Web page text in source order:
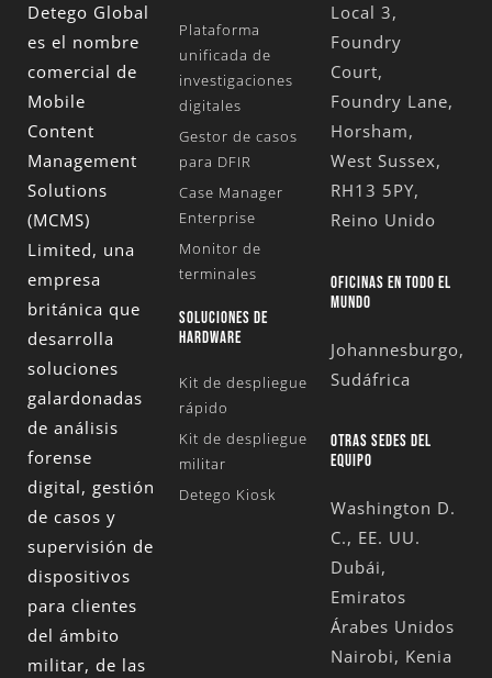
Detego Global
es el nombre
comercial de
Mobile
Content
Management
Solutions
(MCMS)
Limited, una
empresa
británica que
desarrolla
soluciones
galardonadas
de análisis
forense
digital, gestión
de casos y
supervisión de
dispositivos
para clientes
del ámbito
militar, de las
Plataforma
unificada de
investigaciones
digitales
Gestor de casos
para DFIR
Case Manager
Enterprise
Monitor de
terminales
SOLUCIONES DE
HARDWARE
Kit de despliegue
rápido
Kit de despliegue
militar
Detego Kiosk
Local 3,
Foundry
Court,
Foundry Lane,
Horsham,
West Sussex,
RH13 5PY,
Reino Unido
OFICINAS EN TODO EL
MUNDO
Johannesburgo,
Sudáfrica
OTRAS SEDES DEL
EQUIPO
Washington D.
C., EE. UU.
Dubái,
Emiratos
Árabes Unidos
Nairobi, Kenia